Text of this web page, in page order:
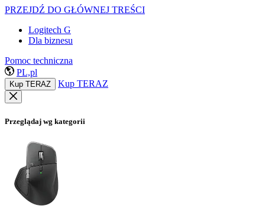
PRZEJDŹ DO GŁÓWNEJ TREŚCI
Logitech G
Dla biznesu
Pomoc techniczna
PL,pl
Kup TERAZ Kup TERAZ
Przeglądaj wg kategorii